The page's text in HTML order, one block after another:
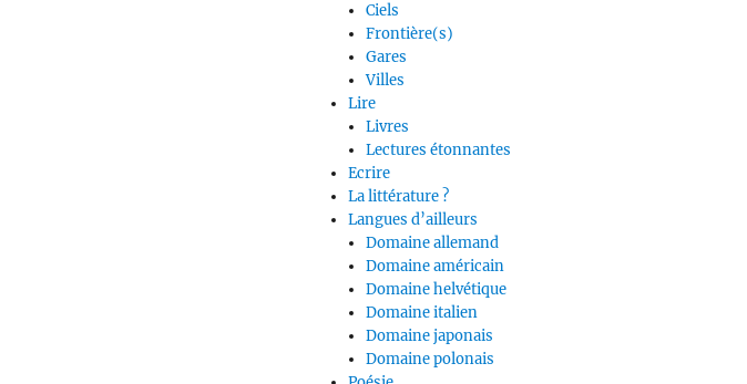
Ciels
Frontière(s)
Gares
Villes
Lire
Livres
Lectures étonnantes
Ecrire
La littérature ?
Langues d’ailleurs
Domaine allemand
Domaine américain
Domaine helvétique
Domaine italien
Domaine japonais
Domaine polonais